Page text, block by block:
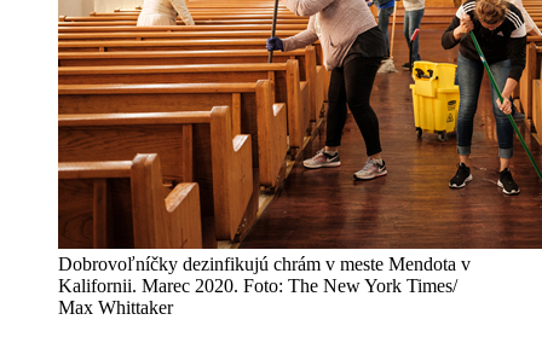
Dobrovoľníčky dezinfikujú chrám v meste Mendota v
Kalifornii. Marec 2020. Foto: The New York Times/
Max Whittaker